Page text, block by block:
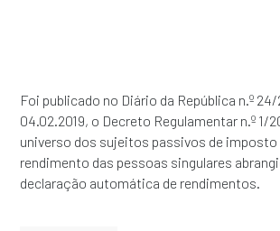
Foi publicado no Diário da República n.º 24/
04.02.2019, o Decreto Regulamentar n.º 1/
universo dos sujeitos passivos de imposto
rendimento das pessoas singulares
declaração automática de rendimentos.